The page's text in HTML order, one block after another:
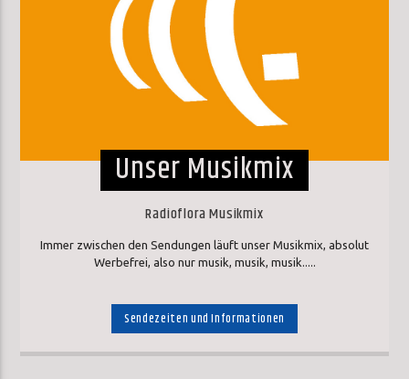
Unser Musikmix
Radioflora Musikmix
Immer zwischen den Sendungen läuft unser Musikmix, absolut
Werbefrei, also nur musik, musik, musik.....
Sendezeiten und Informationen